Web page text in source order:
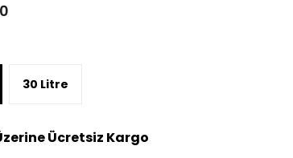
30 Litre
Ücretsiz Kargo